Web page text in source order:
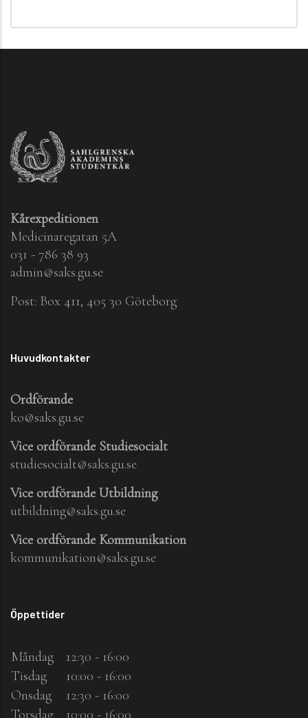
Kårexpeditionen
Medicinaregatan 5A
031 - 786 38 93
admin@saks.gu.se
Post: Box 411, 405 30 Göteborg
Huvudkontakter
Ordförande
ko@saks.gu.se
Vice ordförande Studiesocialt
studiesocialt@saks.gu.se
Vice ordförande Utbildning
utbildning@saks.gu.se
Vice ordförande Kommunikation
kommunikation@saks.gu.se
Öppettider
Måndag
12:30 - 16:00
Tisdag
10:00 - 16:00
Onsdag
12:30 - 16:00
Torsdag
10:00 - 16:00